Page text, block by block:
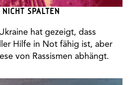
SPALTEN
hat gezeigt, dass
Hilfe in Not fähig ist, aber
von Rassismen abhängt.